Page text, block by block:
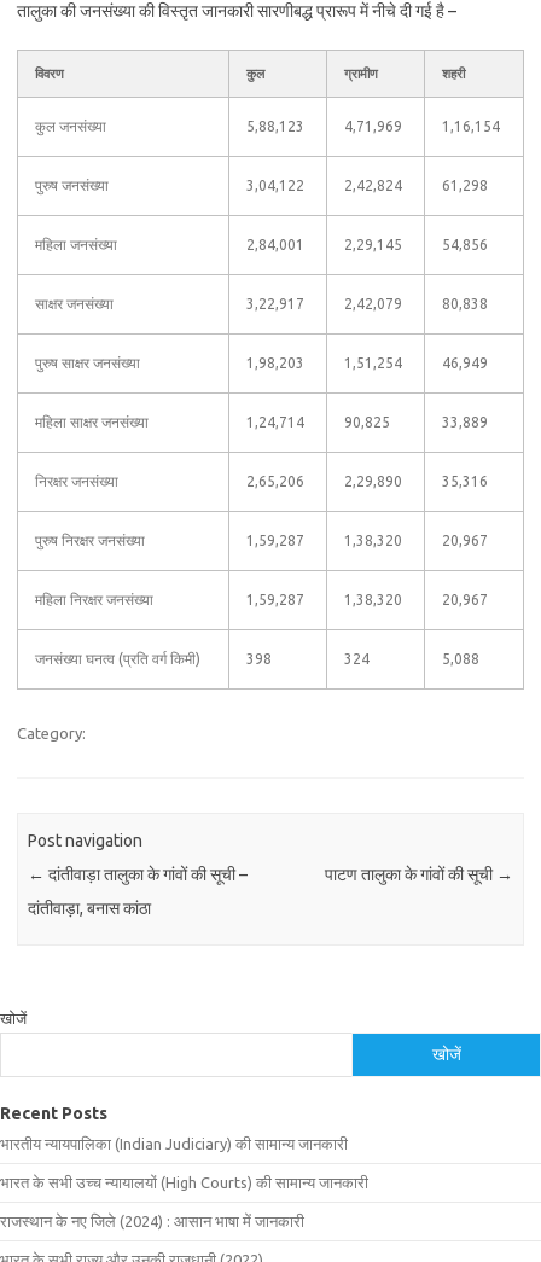
तालुका की जनसंख्या की विस्तृत जानकारी सारणीबद्ध प्रारूप में नीचे दी गई है –
विवरण कुल ग्रामीण शहरी
कुल जनसंख्या 5,88,123 4,71,969 1,16,154
पुरुष जनसंख्या 3,04,122 2,42,824 61,298
महिला जनसंख्या 2,84,001 2,29,145 54,856
साक्षर जनसंख्या 3,22,917 2,42,079 80,838
पुरुष साक्षर जनसंख्या 1,98,203 1,51,254 46,949
महिला साक्षर जनसंख्या 1,24,714 90,825 33,889
निरक्षर जनसंख्या 2,65,206 2,29,890 35,316
पुरुष निरक्षर जनसंख्या 1,59,287 1,38,320 20,967
महिला निरक्षर जनसंख्या 1,59,287 1,38,320 20,967
जनसंख्या घनत्व (प्रति वर्ग किमी) 398 324 5,088
Category:
Post navigation
← दांतीवाड़ा तालुका के गांवों की सूची –
दांतीवाड़ा, बनास कांठा
पाटण तालुका के गांवों की सूची →
खोजें
खोजें
Recent Posts
भारतीय न्यायपालिका (Indian Judiciary) की सामान्य जानकारी
भारत के सभी उच्च न्यायालयों (High Courts) की सामान्य जानकारी
राजस्थान के नए जिले (2024) : आसान भाषा में जानकारी